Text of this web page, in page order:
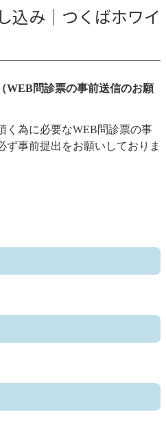
込み｜つくばホワイ
WEB問診票の事前送信のお願
く為に必要なWEB問診票の事
ず事前提出をお願いしておりま